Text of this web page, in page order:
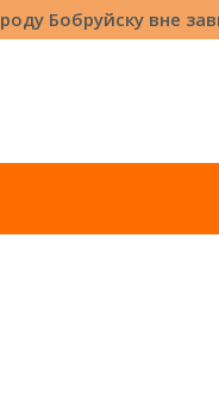
Бобруйску вне